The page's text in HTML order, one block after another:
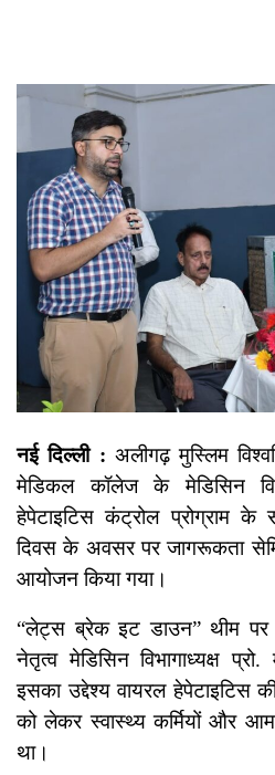
नई दिल्ली : अलीगढ़ मुस्लिम
मेडिकल कॉलेज के मेडिसिन
हेपेटाइटिस कंट्रोल प्रोग्राम के
दिवस के अवसर पर जागरूकता
आयोजन किया गया।
“लेट्स ब्रेक इट डाउन” थीम पर
नेतृत्व मेडिसिन विभागाध्यक्ष
इसका उद्देश्य वायरल हेपेटाइटिस
को लेकर स्वास्थ्य कर्मियों और
था।